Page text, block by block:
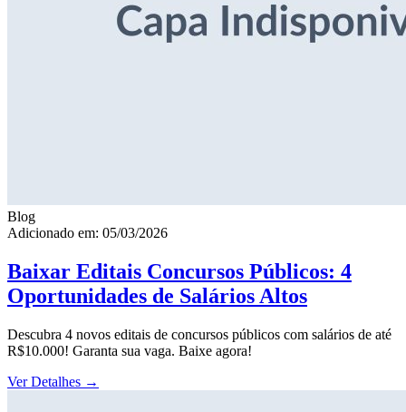
Blog
Adicionado em: 05/03/2026
Baixar Editais Concursos Públicos: 4
Oportunidades de Salários Altos
Descubra 4 novos editais de concursos públicos com salários de até
R$10.000! Garanta sua vaga. Baixe agora!
Ver Detalhes →